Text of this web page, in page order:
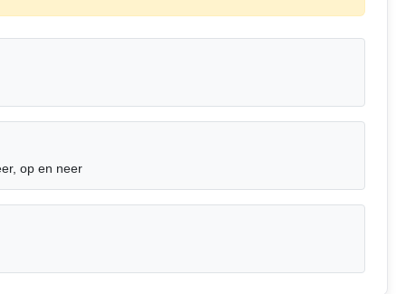
op en neer